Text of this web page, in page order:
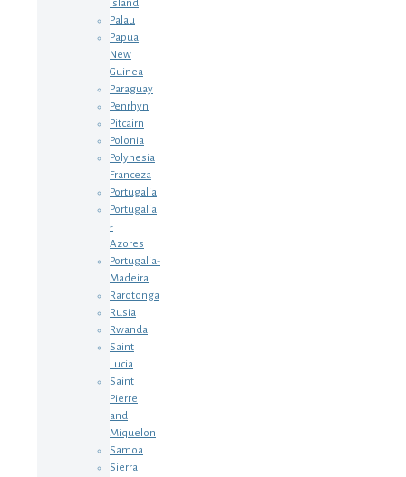
Island
Palau
Papua
New
Guinea
Paraguay
Penrhyn
Pitcairn
Polonia
Polynesia
Franceza
Portugalia
Portugalia
-
Azores
Portugalia-
Madeira
Rarotonga
Rusia
Rwanda
Saint
Lucia
Saint
Pierre
and
Miquelon
Samoa
Sierra